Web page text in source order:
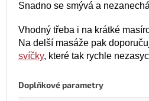
Snadno se smývá a
Vhodný třeba i na krátké
Na delší masáže pak
svíčky, které tak rychle
Doplňkové parametry